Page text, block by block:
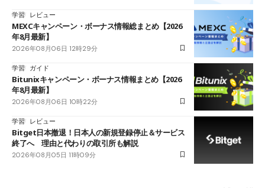
学習 レビュー
MEXCキャンペーン・ボーナス情報総まとめ【2026
年8月最新】
2026年08月06日 12時29分
学習 ガイド
Bitunixキャンペーン・ボーナス情報まとめ【2026
年8月最新】
2026年08月06日 10時22分
学習 レビュー
Bitget日本撤退！日本人の新規登録停止＆サービス
終了へ 理由と代わりの取引所も解説
2026年08月05日 11時09分